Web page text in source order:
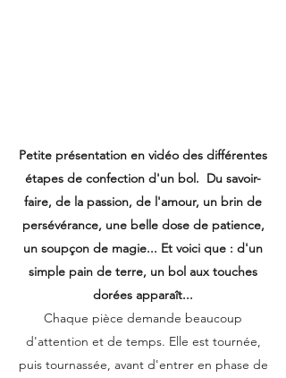
Petite présentation en vidéo des différentes
étapes de confection d'un bol. Du savoir-
faire, de la passion, de l'amour, un brin de
persévérance, une belle dose de patience,
un soupçon de magie... Et voici que : d'un
simple pain de terre, un bol aux touches
dorées apparaît...
Chaque pièce demande beaucoup
d'attention et de temps. Elle est tournée,
puis tournassée, avant d'entrer en phase de